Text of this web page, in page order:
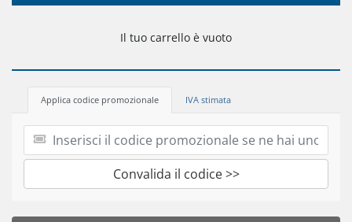
Il tuo carrello è vuoto
Applica codice promozionale IVA stimata
Convalida il codice >>